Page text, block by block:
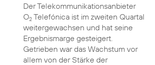
Der Telekommunikationsanbieter
O2Telefónica ist im zweiten Quartal
weitergewachsen und hat seine
Ergebnismarge gesteigert.
Getrieben war das Wachstum vor
allem von der Stärke der